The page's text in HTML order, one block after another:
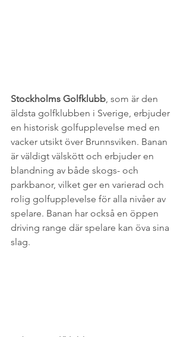
Stockholms Golfklubb , som är den
äldsta golfklubben i Sverige, erbjuder
en historisk golfupplevelse med en
vacker utsikt över Brunnsviken. Banan
är väldigt välskött och erbjuder en
blandning av både skogs- och
parkbanor, vilket ger en varierad och
rolig golfupplevelse för alla nivåer av
spelare. Banan har också en öppen
driving range där spelare kan öva sina
slag.